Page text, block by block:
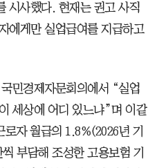
시사했다. 현재는 권고 사직
에게만 실업급여를 지급하고
민경제자문회의에서 “실업
세상에 어디 있느냐”며 이같
자 월급의 1.8%(2026년 기
부담해 조성한 고용보험 기